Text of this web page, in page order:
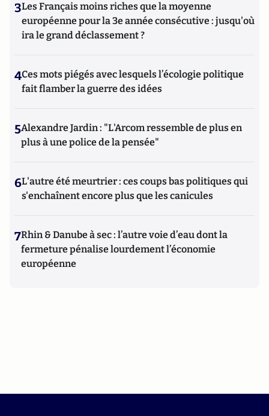
3Les Français moins riches que la moyenne
européenne pour la 3e année consécutive : jusqu'où
ira le grand déclassement ?
4Ces mots piégés avec lesquels l’écologie politique
fait flamber la guerre des idées
5Alexandre Jardin : "L'Arcom ressemble de plus en
plus à une police de la pensée"
6L'autre été meurtrier : ces coups bas politiques qui
s'enchaînent encore plus que les canicules
7Rhin & Danube à sec : l’autre voie d’eau dont la
fermeture pénalise lourdement l’économie
européenne